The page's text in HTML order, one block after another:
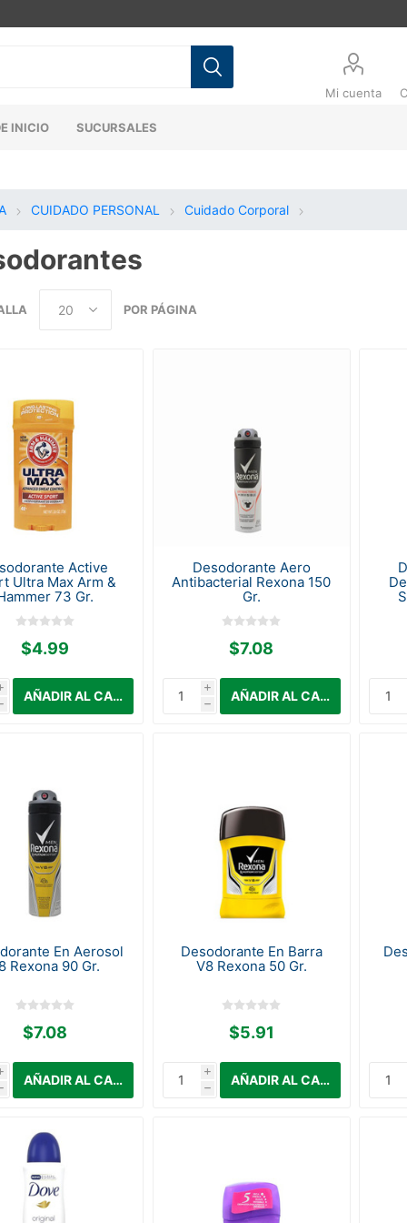
Mi cuenta
INICIO SUCURSALES
CUIDADO PERSONAL Cuidado Corporal
POR PÁGINA
Active
Ultra Max Arm &
73 Gr.
$4.99
Desodorante Aero
Antibacterial Rexona 150
Gr.
$7.08
i
h
En Aerosol
Rexona 90 Gr.
$7.08
Desodorante En Barra
V8 Rexona 50 Gr.
$5.91
i
h